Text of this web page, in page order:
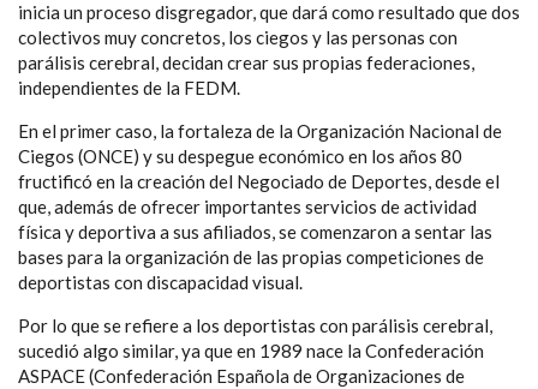
inicia un proceso disgregador, que dará como resultado que dos
colectivos muy concretos, los ciegos y las personas con
parálisis cerebral, decidan crear sus propias federaciones,
independientes de la FEDM.
En el primer caso, la fortaleza de la Organización Nacional de
Ciegos (ONCE) y su despegue económico en los años 80
fructificó en la creación del Negociado de Deportes, desde el
que, además de ofrecer importantes servicios de actividad
física y deportiva a sus afiliados, se comenzaron a sentar las
bases para la organización de las propias competiciones de
deportistas con discapacidad visual.
Por lo que se refiere a los deportistas con parálisis cerebral,
sucedió algo similar, ya que en 1989 nace la Confederación
ASPACE (Confederación Española de Organizaciones de